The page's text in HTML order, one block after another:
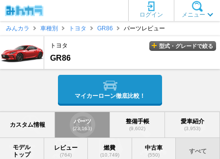
メニュー
ログイン
みんカラ
車種別 トヨタ GR86 パーツレビュー
トヨタ
GR86
型式・グレードで絞る
マイカーローン徹底比較！
カスタム情報 パーツ
(23,163)
整備手帳
(9,602)
愛車紹介
(3,953)
モデル
トップ
レビュー
(764)
燃費
(10,749)
中古車
(550)
すべて